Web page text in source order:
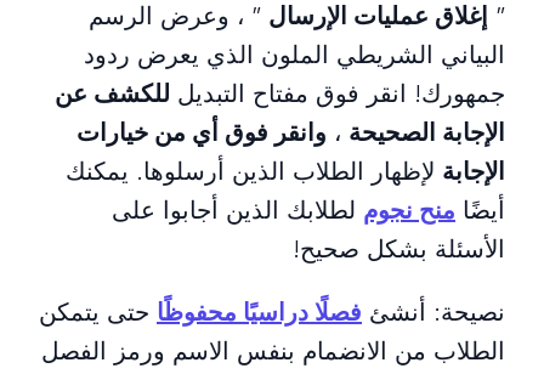
” إغلاق عمليات الإرسال ” ، وعرض الرسم
البياني الشريطي الملون الذي يعرض ردود
جمهورك! انقر فوق مفتاح التبديل للكشف عن
الإجابة الصحيحة ، وانقر فوق أي من خيارات
الإجابة لإظهار الطلاب الذين أرسلوها. يمكنك
أيضًا منح نجوم لطلابك الذين أجابوا على
الأسئلة بشكل صحيح!
نصيحة: أنشئ فصلًا دراسيًا محفوظًا حتى يتمكن
الطلاب من الانضمام بنفس الاسم ورمز الفصل